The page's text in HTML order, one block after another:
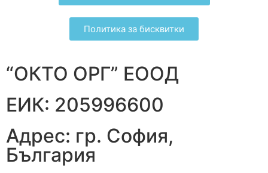
Политика за бисквитки
“ОКТО ОРГ” ЕООД
ЕИК: 205996600
Адрес: гр. София,
България